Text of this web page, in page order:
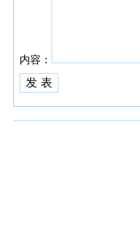
内容：